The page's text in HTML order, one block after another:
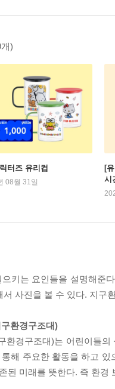
)
터즈 유리컵
08월 31일
[
시
키는 요인들을 설명해준
서 사진을 볼 수 있다. 지구
환경구조대)
환경구조대)는 어린이들
해 주요한 활동을 하고
된 미래를 뜻한다. 즉 환